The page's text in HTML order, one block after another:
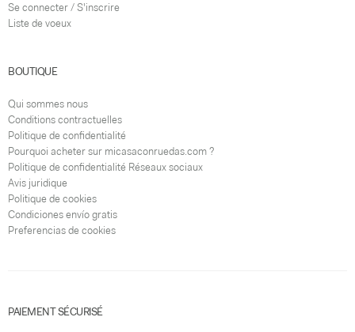
Se connecter / S'inscrire
Liste de voeux
BOUTIQUE
Qui sommes nous
Conditions contractuelles
Politique de confidentialité
Pourquoi acheter sur micasaconruedas.com ?
Politique de confidentialité Réseaux sociaux
Avis juridique
Politique de cookies
Condiciones envío gratis
Preferencias de cookies
PAIEMENT SÉCURISÉ